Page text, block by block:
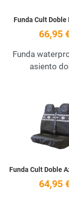
Funda Cult Doble
66,95
Funda
asiento
Funda Cult Doble
64,95